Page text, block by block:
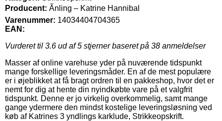
Producent: Ãnling – Katrine Hannibal
Varenummer: 14034404704365
EAN:
Vurderet til 3.6 ud af 5 stjerner baseret på 38 anmeldelser
Masser af online varehuse yder på nuværende tidspunkt
mange forskellige leveringsmåder. En af de mest populære
er i øjeblikket at få bragt ordren til en pakkeshop, hvor det er
nemt for dig at hente din nyindkøbte vare på et valgfrit
tidspunkt. Denne er jo virkelig overkommelig, samt mange
gange ydermere den mindst kostelige leveringsløsning ved
køb af Katrines 3 yndlings karklude, Strikkeopskrift.